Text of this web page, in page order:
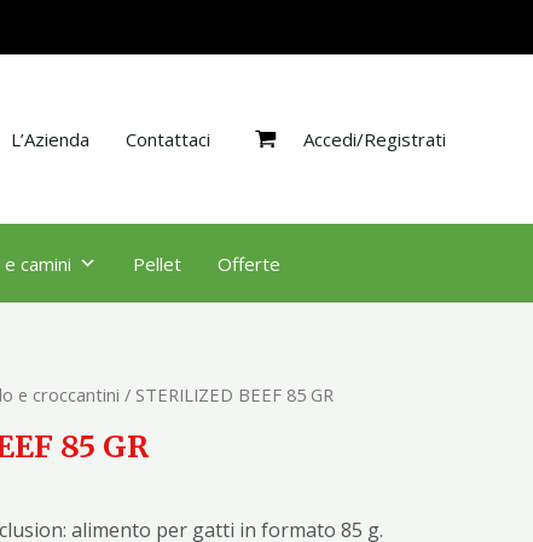
L’Azienda Contattaci Accedi/Registrati
camini Pellet Offerte
e croccantini / STERILIZED BEEF 85 GR
85 GR
alimento per gatti in formato 85 g.
quantità